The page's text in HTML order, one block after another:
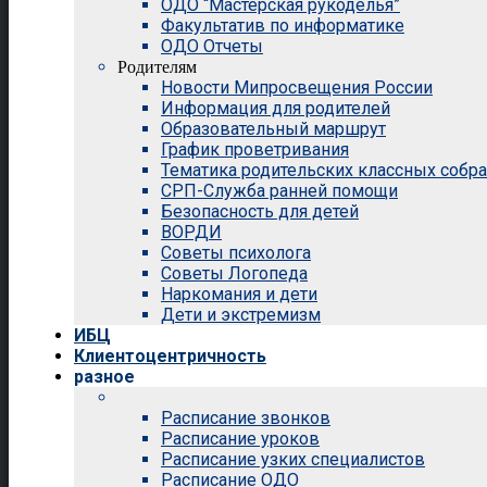
ОДО “Мастерская рукоделья”
Факультатив по информатике
ОДО Отчеты
Родителям
Новости Мипросвещения России
Информация для родителей
Образовательный маршрут
График проветривания
Тематика родительских классных
СРП-Служба ранней помощи
Безопасность для детей
ВОРДИ
Советы психолога
Советы Логопеда
Наркомания и дети
Дети и экстремизм
ИБЦ
Клиентоцентричность
разное
Расписание звонков
Расписание уроков
Расписание узких специалистов
Расписание ОДО